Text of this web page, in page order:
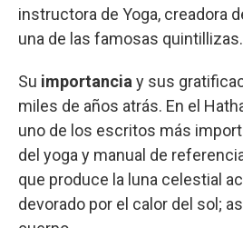
instructora de Yoga, creadora
una de las famosas quintillizas.
Su importancia y sus
miles de años atrás. En el
uno de los escritos más
del yoga y manual de
que produce la luna celestial
devorado por el calor del sol;